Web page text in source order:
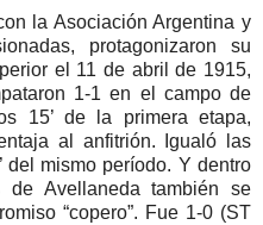
la Asociación Argentina y
protagonizaron su
el 11 de abril de 1915,
1-1 en el campo de
15’ de la primera etapa,
al anfitrión. Igualó las
del mismo período. Y dentro
Avellaneda también se
“copero”. Fue 1-0 (ST